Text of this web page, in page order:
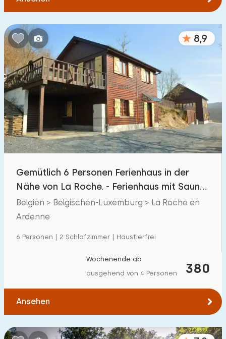
12
Eingezäunter Garten
Spielgeräte im Garten 22
Hallenbad
Freibad
Kinderanimation 1
Kindereinrichtungen im Park 3
Zugänglichkeit
Eingeschränkte Mobilität
Hilfsmittel
8,9
Gemütlich 6 Personen Ferienhaus in der
Nähe von La Roche. - Ferienhaus mit Sauna
und WiFi.
Belgien > Belgischen-Luxemburg > La Roche en
Ardenne
6 Personen | 2 Schlafzimmer | Haustierfrei
380
Wochenende ab
ausgehend von 4 Personen
Ansehen